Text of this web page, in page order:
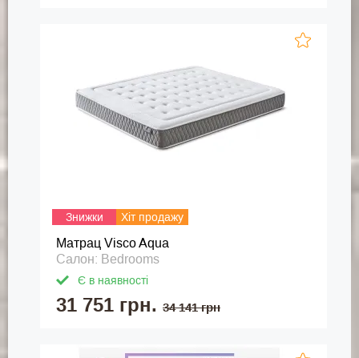
Знижки Хіт продажу
Матрац Visco Aqua
Салон: Bedrooms
Є в наявності
31 751 грн. 34 141 грн